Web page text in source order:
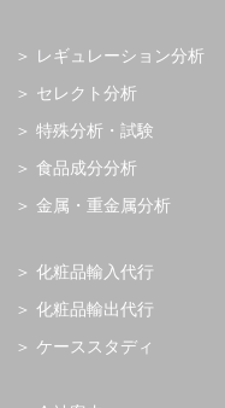
レギュレーション分析
セレクト分析
特殊分析・試験
食品成分分析
金属・重金属分析
化粧品輸入代行
化粧品輸出代行
ケーススタディ